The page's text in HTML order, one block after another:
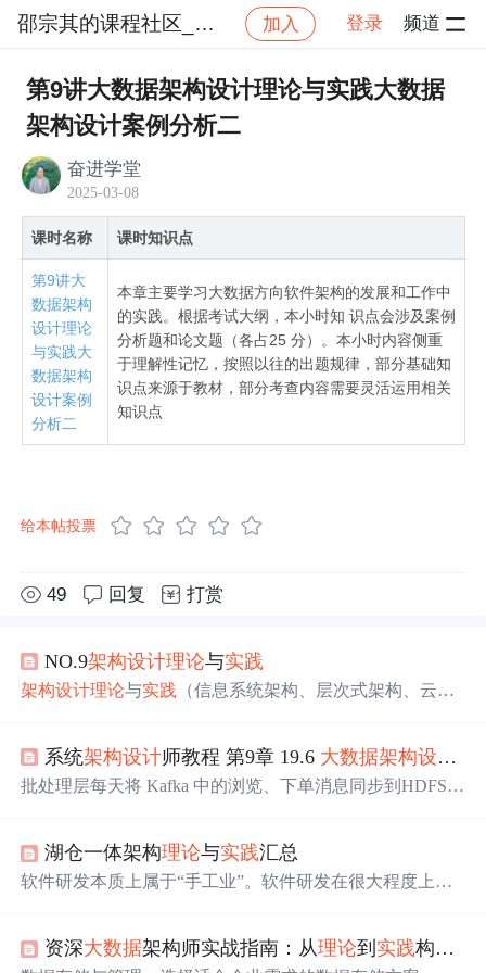
邵宗其的课程社区_NO_1 加入 登录 频道
社区 邵宗其的课程社区_NO_1 2025年-系统架构
第9讲大数据架构设计理论与实践大数据
架构设计案例分析二
奋进学堂
2025-03-08
课时名称 课时知识点
第9讲大
数据架构
设计理论
与实践大
数据架构
设计案例
分析二
本章主要学习大数据方向软件架构的发展和工作中
的实践。根据考试大纲，本小时知 识点会涉及案例
分析题和论文题（各占25 分）。本小时内容侧重
于理解性记忆，按照以往的出题规律，部分基础知
识点来源于教材，部分考查内容需要灵活运用相关
知识点
给本帖投票
49 回复 打赏
NO.9架构设计理论与实践
架构设计理论与实践 （信息系统架构、层次式架构、云原
系统架构设计师教程 第9章 19.6 大数据架构设计
批处理层每天将 Kafka 中的浏览、下单消息同步到HDFS
到 MySQL中供服务层读取。二是数据的清洗与聚合，即基
于大数据计算集群 Flink计算框架，实时读取Kafka中的 实
B 端系统会实时收集用户的点击，下单以及广告的曝光和
出价数据并输 出到Kafka缓存。
湖仓一体架构理论与实践汇总
软件研发本质上属于“手工业”。软件研发在很大程度上还
就不行了。软件的复杂度包含两个层面：软件系统层面的
资深大数据架构师实战指南：从理论到 实践构建与优化企业数据平台！